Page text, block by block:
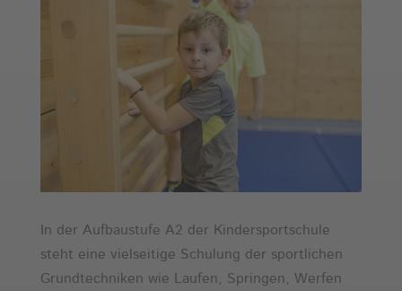
In der Aufbaustufe A2 der Kindersportschule
steht eine vielseitige Schulung der sportlichen
Grundtechniken wie Laufen, Springen, Werfen